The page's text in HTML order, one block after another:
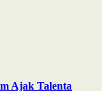
Ajak Talenta